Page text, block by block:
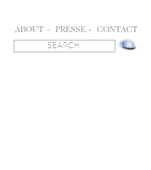
ABOUT PRESSE CONTACT